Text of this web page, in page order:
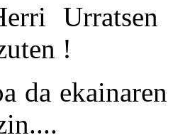
!
da